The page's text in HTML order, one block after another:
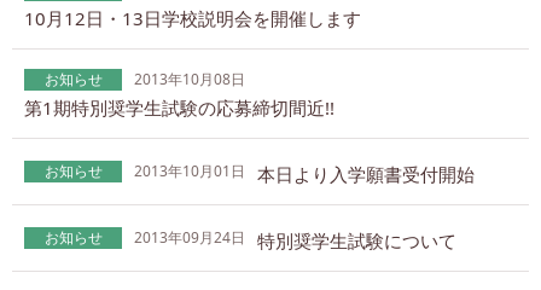
10月12日・13日学校説明会を開催します
お知らせ 2013年10月08日
第1期特別奨学生試験の応募締切間近!!
お知らせ 2013年10月01日 本日より入学願書受付開始
お知らせ 2013年09月24日 特別奨学生試験について